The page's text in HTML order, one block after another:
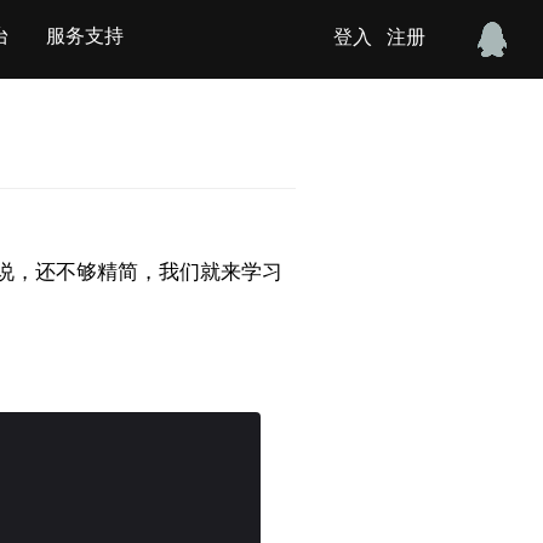
服务支持 登入 注册
，还不够精简，我们就来学习